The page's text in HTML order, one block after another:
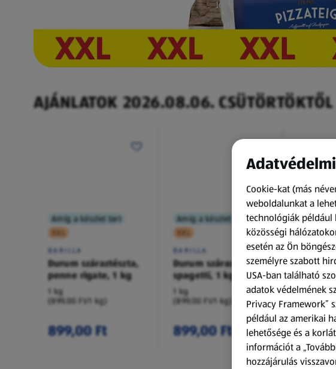
AJÁNLATOK 2026.08.06. CSÜTÖRTÖKTŐL
Amíg a készlet tart
XXL
BARILLA
Durum száraztészta,
penne rigate, 1 kg
1 kg
(899,00 Ft/1 kg)
899,00 Ft
Amíg a készlet tart
XXL
BARILLA
Durum száraztészta,
spagetti, 1 kg
1 kg
(899,00 Ft/1 kg)
899,00 Ft
Amíg a
XXL
ACTIMEL
Actimel
palack
0,8 kg
(1 186,25
Cookie-kat (más
weboldalunkat a
technológiák például
közösségi
esetén az Ön
személyre szabott
USA-ban található
adatok védelmének
Privacy Framework”
például az amerikai
lehetősége és a
információt a
hozzájárulás